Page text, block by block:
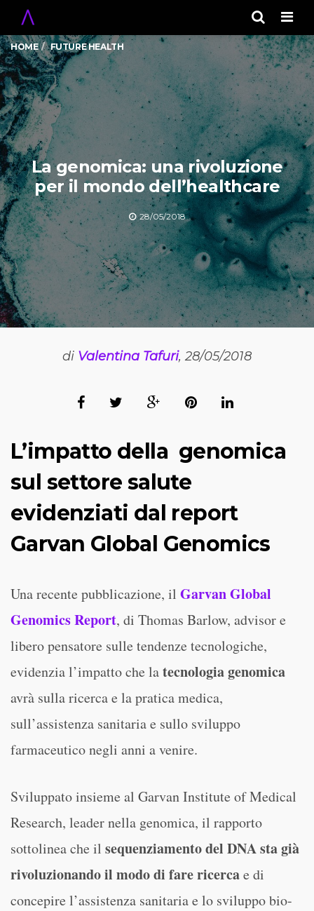
HOME FUTURE HEALTH
La genomica: una rivoluzione
per il mondo dell’healthcare
28/05/2018
di Valentina Tafuri, 28/05/2018
L’impatto della genomica
sul settore salute
evidenziati dal report
Garvan Global Genomics
Una recente pubblicazione, il Garvan Global
Genomics Report, di Thomas Barlow, advisor e
libero pensatore sulle tendenze tecnologiche,
evidenzia l’impatto che latecnologia genomica
avrà sulla ricerca e la pratica medica,
sull’assistenza sanitaria e sullo sviluppo
farmaceutico negli anni a venire.
Sviluppato insieme al Garvan Institute of Medical
Research, leader nella genomica, il rapporto
sottolinea che il sequenziamento del DNA sta già
rivoluzionando il modo di fare ricercae di
concepire l’assistenza sanitaria e lo sviluppo bio-